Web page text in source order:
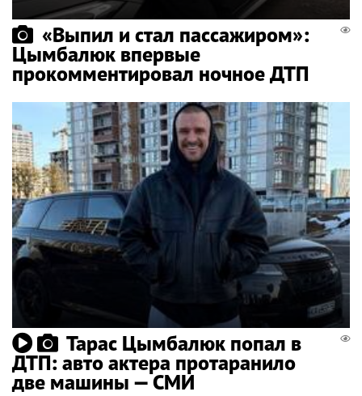
«Выпил и стал пассажиром»:
Цымбалюк впервые
прокомментировал ночное ДТП
Тарас Цымбалюк попал в
ДТП: авто актера протаранило
две машины — СМИ